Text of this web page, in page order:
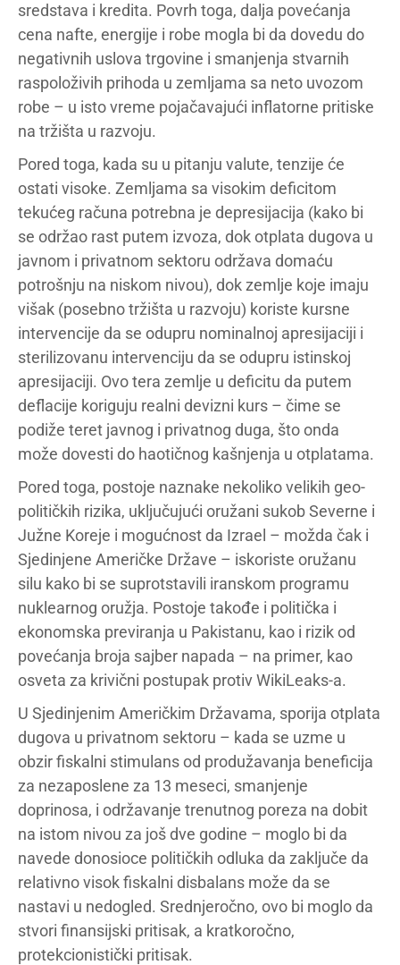
sredstava i kredita. Povrh toga, dalja povećanja
cena nafte, energije i robe mogla bi da dovedu do
negativnih uslova trgovine i smanjenja stvarnih
raspoloživih prihoda u zemljama sa neto uvozom
robe – u isto vreme pojačavajući inflatorne pritiske
na tržišta u razvoju.
Pored toga, kada su u pitanju valute, tenzije će
ostati visoke. Zemljama sa visokim deficitom
tekućeg računa potrebna je depresijacija (kako bi
se održao rast putem izvoza, dok otplata dugova u
javnom i privatnom sektoru održava domaću
potrošnju na niskom nivou), dok zemlje koje imaju
višak (posebno tržišta u razvoju) koriste kursne
intervencije da se odupru nominalnoj apresijaciji i
sterilizovanu intervenciju da se odupru istinskoj
apresijaciji. Ovo tera zemlje u deficitu da putem
deflacije koriguju realni devizni kurs – čime se
podiže teret javnog i privatnog duga, što onda
može dovesti do haotičnog kašnjenja u otplatama.
Pored toga, postoje naznake nekoliko velikih geo-
političkih rizika, uključujući oružani sukob Severne i
Južne Koreje i mogućnost da Izrael – možda čak i
Sjedinjene Američke Države – iskoriste oružanu
silu kako bi se suprotstavili iranskom programu
nuklearnog oružja. Postoje takođe i politička i
ekonomska previranja u Pakistanu, kao i rizik od
povećanja broja sajber napada – na primer, kao
osveta za krivični postupak protiv WikiLeaks-a.
U Sjedinjenim Američkim Državama, sporija otplata
dugova u privatnom sektoru – kada se uzme u
obzir fiskalni stimulans od produžavanja beneficija
za nezaposlene za 13 meseci, smanjenje
doprinosa, i održavanje trenutnog poreza na dobit
na istom nivou za još dve godine – moglo bi da
navede donosioce političkih odluka da zaključe da
relativno visok fiskalni disbalans može da se
nastavi u nedogled. Srednjeročno, ovo bi moglo da
stvori finansijski pritisak, a kratkoročno,
protekcionistički pritisak.